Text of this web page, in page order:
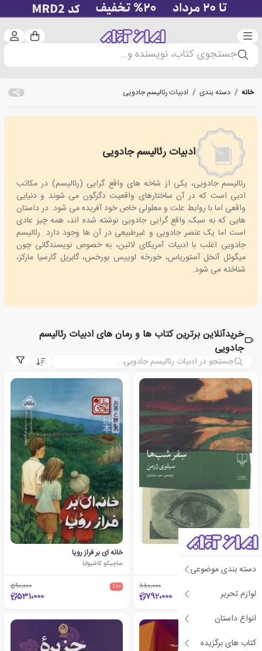
دسته‌بندی سبد
جستجوی کتاب، نویسنده و...
دسته بندی موضوعی
لوازم تحریر
انواع داستان
کتاب های برگزیده
خانه / دسته بندی / ادبیات رئالیسم جادویی
ادبیات رئالیسم جادویی
Magical realism literature
رئالیسم جادویی، یکی از شاخه های واقع گرایی (رئالیسم) در مکاتب
ادبی است که در آن ساختارهای واقعیت دگرگون می شوند و دنیایی
واقعی اما با روابط علت و معلولی خاص خود آفریده می شود. در داستان
هایی که به سبک واقع گرایی جادویی نوشته شده اند، همه چیز عادی
است اما یک عنصر جادویی و غیرطبیعی در آن ها وجود دارد. رئالیسم
جادویی اغلب با ادبیات آمریکای لاتین، به خصوص نویسندگانی چون
میگوئل آنخل آستوریاس، خورخه لوییس بورخس، گابریل گارسیا مارکز،
شناخته می شود.
خریدآنلاین برترین کتاب ها و رمان های ادبیات رئالیسم
جادویی
سفر شب‌ها
880،000
792،000
خانه ای بر فراز رویا
ساچیکو کاشیوابا
٪10 590،000
531،000